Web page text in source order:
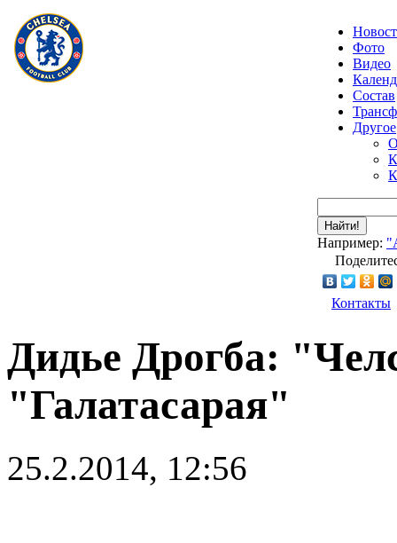
Фото
Видео
Состав
Другое
Найти!
Например:
Контакты
Дидье Дрогба:
"Галатасарая"
25.2.2014, 12:56